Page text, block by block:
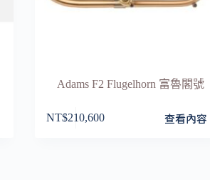
Adams F2 Flugelhorn 富魯閣號
NT$210,600 查看內容